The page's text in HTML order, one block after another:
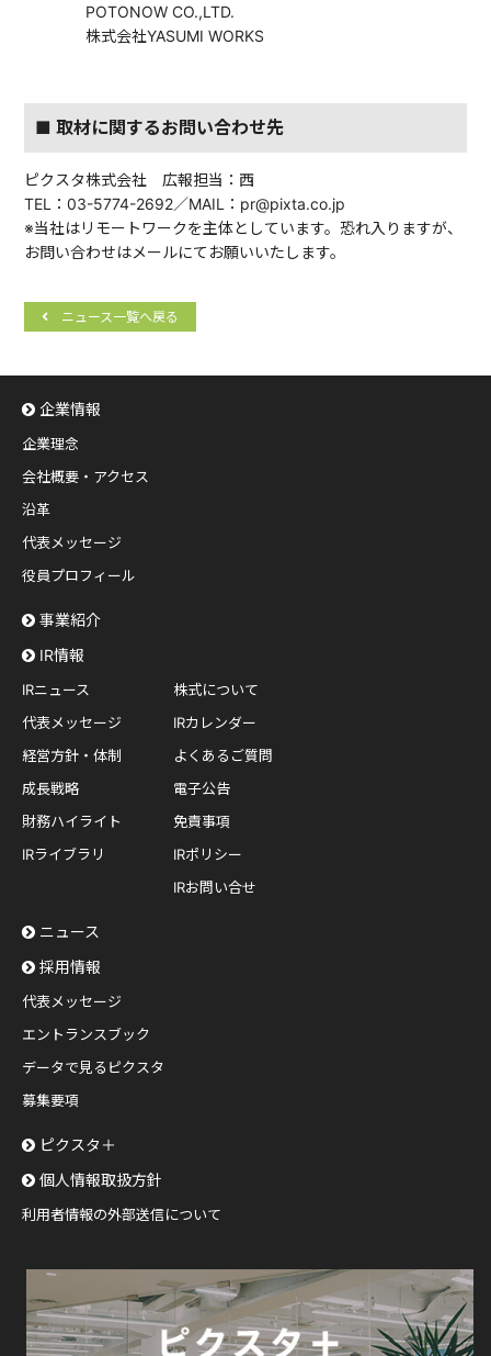
POTONOW CO.,LTD.
株式会社YASUMI WORKS
■ 取材に関するお問い合わせ先
ピクスタ株式会社 広報担当：西
TEL：03-5774-2692／MAIL：pr@pixta.co.jp
※当社はリモートワークを主体としています。恐れ入りますが、
お問い合わせはメールにてお願いいたします。
ニュース一覧へ戻る
企業情報
企業理念
会社概要・アクセス
沿革
代表メッセージ
役員プロフィール
事業紹介
IR情報
IRニュース
代表メッセージ
経営方針・体制
成長戦略
財務ハイライト
IRライブラリ
株式について
IRカレンダー
よくあるご質問
電子公告
免責事項
IRポリシー
IRお問い合せ
ニュース
採用情報
代表メッセージ
エントランスブック
データで見るピクスタ
募集要項
ピクスタ＋
個人情報取扱方針
利用者情報の外部送信について